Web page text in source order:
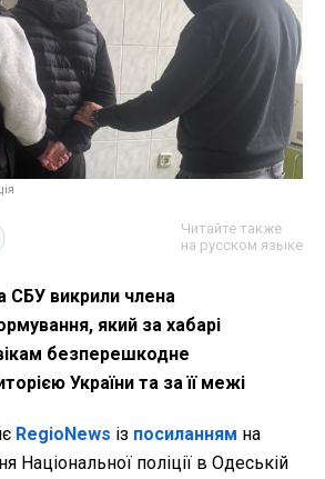
Читайте также
на русском языке
СБУ викрили члена
який за хабарі
безперешкодне
України та за її межі
RegioNews із посиланням на
Національної поліції в Одеській